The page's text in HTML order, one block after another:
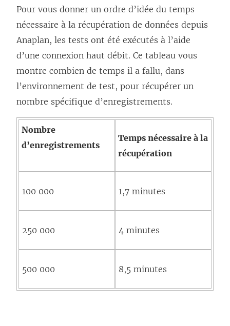
Pour vous donner un ordre d’idée du temps
nécessaire à la récupération de données depuis
Anaplan, les tests ont été exécutés à l’aide
d’une connexion haut débit. Ce tableau vous
montre combien de temps il a fallu, dans
l’environnement de test, pour récupérer un
nombre spécifique d’enregistrements.
Nombre
d’enregistrements
Temps nécessaire à la
récupération
100 000 1,7 minutes
250 000 4 minutes
500 000 8,5 minutes